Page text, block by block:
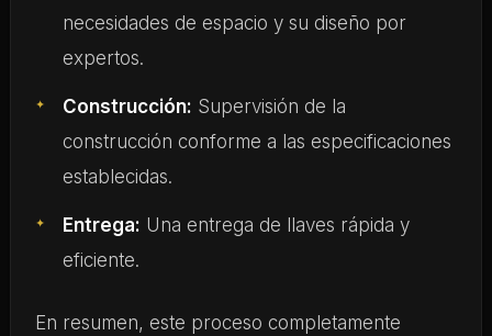
necesidades de espacio y su diseño por
expertos.
Construcción: Supervisión de la
construcción conforme a las especificaciones
establecidas.
Entrega: Una entrega de llaves rápida y
eficiente.
En resumen, este proceso completamente